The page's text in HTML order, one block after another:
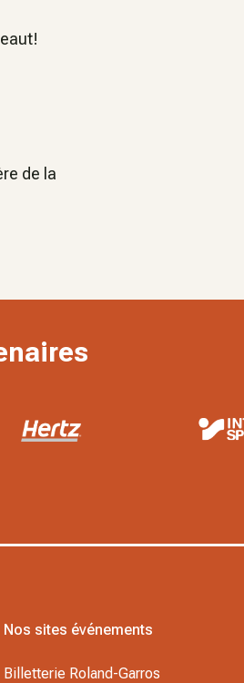
de la
Nos sites événements
Billetterie Roland-Garros